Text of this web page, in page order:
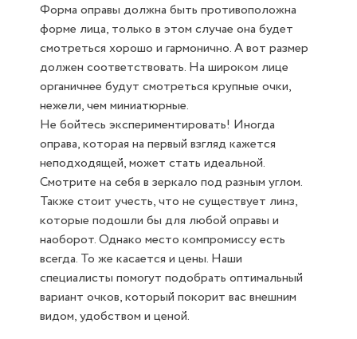
Форма оправы должна быть противоположна
форме лица, только в этом случае она будет
смотреться хорошо и гармонично. А вот размер
должен соответствовать. На широком лице
органичнее будут смотреться крупные очки,
нежели, чем миниатюрные.
Не бойтесь экспериментировать! Иногда
оправа, которая на первый взгляд кажется
неподходящей, может стать идеальной.
Смотрите на себя в зеркало под разным углом.
Также стоит учесть, что не существует линз,
которые подошли бы для любой оправы и
наоборот. Однако место компромиссу есть
всегда. То же касается и цены. Наши
специалисты помогут подобрать оптимальный
вариант очков, который покорит вас внешним
видом, удобством и ценой.